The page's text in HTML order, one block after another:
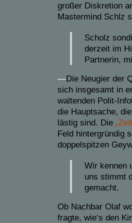
großer Diskretion
Mastermind Schlz
Scholz
derzeit im
Partnerin,
—Die Neugier der
sich insgesamt in
waltenden Polit-
die Hauptsache,
lästig sind. Die
Feld hintergründig
doppelspitzen
Wir kennen
uns stimmt
gemacht.
Ob Nachbar Olaf
fragte, wie‘s den